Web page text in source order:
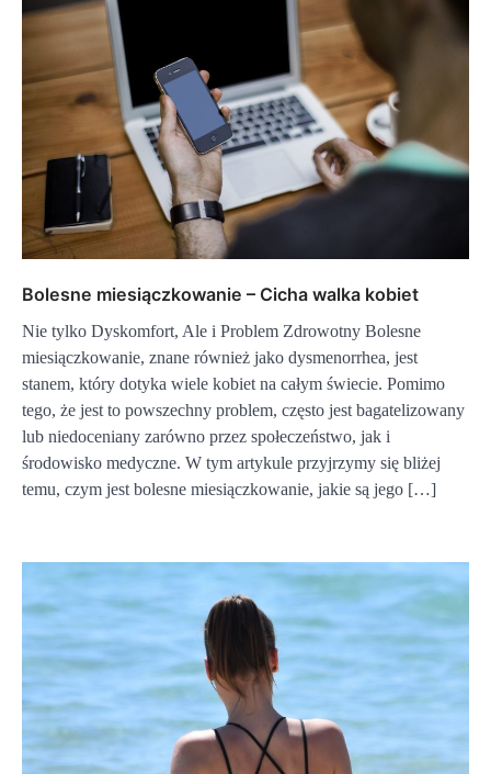
Bolesne miesiączkowanie – Cicha walka kobiet
Nie tylko Dyskomfort, Ale i Problem Zdrowotny Bolesne
miesiączkowanie, znane również jako dysmenorrhea, jest
stanem, który dotyka wiele kobiet na całym świecie. Pomimo
tego, że jest to powszechny problem, często jest bagatelizowany
lub niedoceniany zarówno przez społeczeństwo, jak i
środowisko medyczne. W tym artykule przyjrzymy się bliżej
temu, czym jest bolesne miesiączkowanie, jakie są jego […]